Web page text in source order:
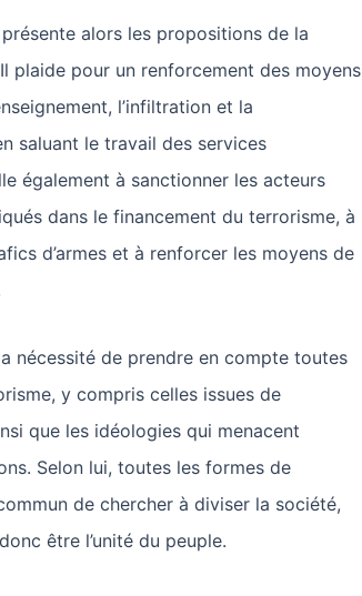
alors les propositions de la
plaide pour un renforcement des moyens
l’infiltration et la
saluant le travail des services
également à sanctionner les acteurs
dans le financement du terrorisme, à
d’armes et à renforcer les moyens de
nécessité de prendre en compte toutes
y compris celles issues de
que les idéologies qui menacent
Selon lui, toutes les formes de
de chercher à diviser la société,
être l’unité du peuple.